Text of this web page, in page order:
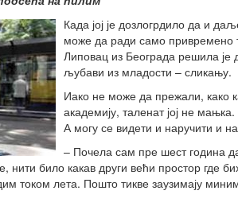
Када јој је дозлогрдило да и
може да ради само привремено
Липовац из Београда решила је
љубави из младости – сликању.
Иако не може да прежали, како
академију, таленат јој не
А могу се видети и наручити и
– Почела сам пре шест година
нити било какав други већи простор где
током лета. Пошто тикве заузимају